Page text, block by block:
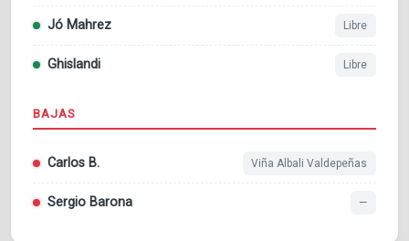
Jó Mahrez Libre
Ghislandi Libre
BAJAS
Carlos B. Viña Albali Valdepeñas
Sergio Barona —